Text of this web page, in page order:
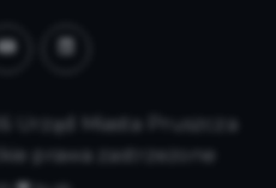
Urząd Miasta Pruszcza
prawa zastrzeżone